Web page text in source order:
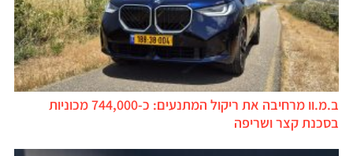
ב.מ.וו מרחיבה את ריקול המתנעים: כ-744,000 מכוניות
בסכנת קצר ושריפה